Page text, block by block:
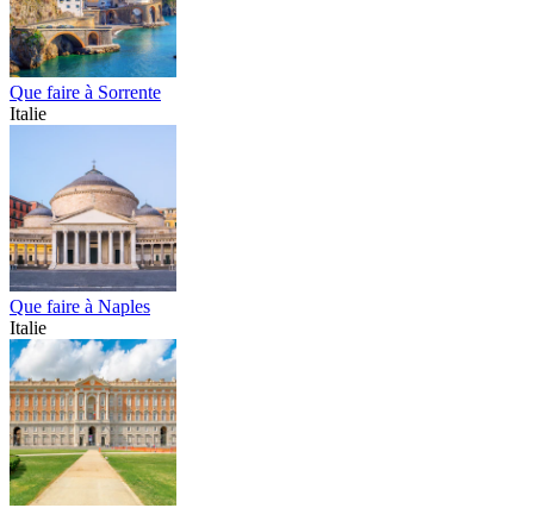
Que faire à Sorrente
Italie
Que faire à Naples
Italie